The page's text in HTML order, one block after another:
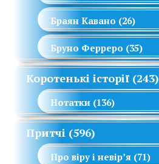
Браян Кавано (26)
Бруно Ферреро (35)
Коротенькі історії (243)
Нотатки (136)
Притчі (596)
Про віру і невір’я (71)